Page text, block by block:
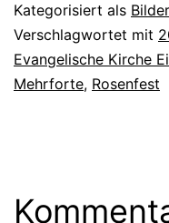
Kategorisiert als Bilder
Verschlagwortet mit
Evangelische Kirche
Mehrforte, Rosenfest